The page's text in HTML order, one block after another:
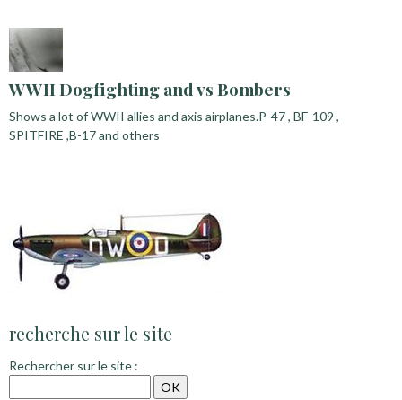
WWII Dogfighting and vs Bombers
Shows a lot of WWII allies and axis airplanes.P-47 , BF-109 ,
SPITFIRE ,B-17 and others
recherche sur le site
Rechercher sur le site :